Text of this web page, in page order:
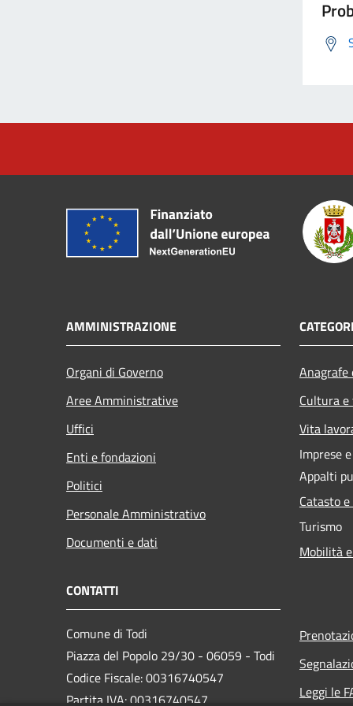
AMMINISTRAZIONE
Organi di Governo
Aree Amministrative
Uffici
Enti e fondazioni
Politici
Personale Amministrativo
Documenti e dati
Cultura
Vita
Imprese
Appalti
Catasto
Turismo
Mobilità
CONTATTI
Comune di Todi
Piazza del Popolo 29/30 - 06059 - Todi
Codice Fiscale: 00316740547
Partita IVA: 00316740547
Leggi le